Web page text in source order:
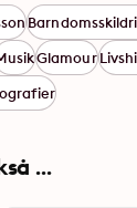
Glamour
...